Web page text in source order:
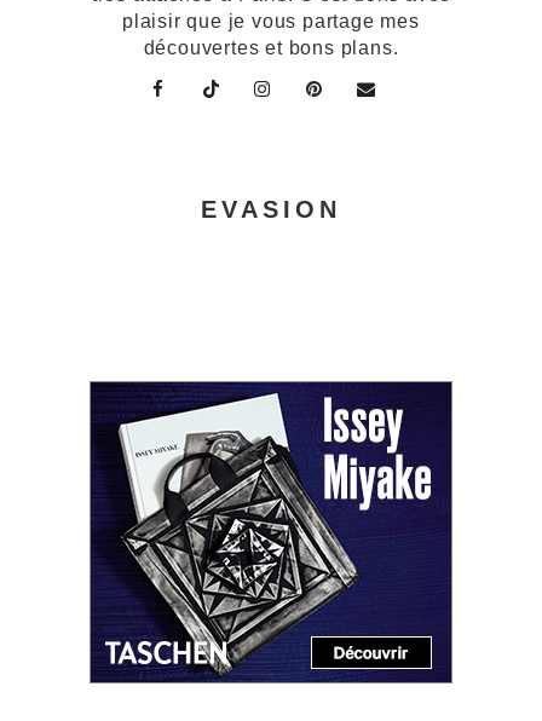
plaisir que je vous partage mes
découvertes et bons plans.
EVASION